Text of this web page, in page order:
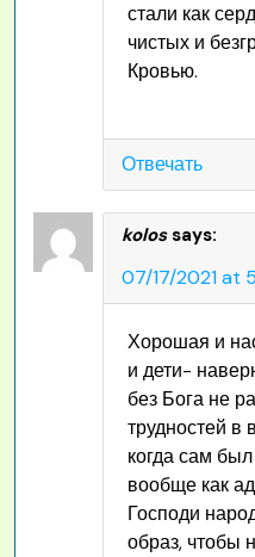
стали как
чистых и
Кровью.
Отвечать
kolos says:
07/17/2021 at
Хорошая и
и дети-
без Бога не
трудностей в
когда сам
вообще как
Господи
образ, чтобы